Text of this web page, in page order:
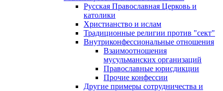
Русская Православная Церковь и
католики
Христианство и ислам
Традиционные религии против "сект"
Внутриконфессиональные отношения
Взаимоотношения
мусульманских организаций
Православные юрисдикции
Прочие конфессии
Другие примеры сотрудничества и